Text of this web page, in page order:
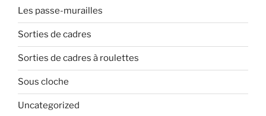
Les passe-murailles
Sorties de cadres
Sorties de cadres à roulettes
Sous cloche
Uncategorized